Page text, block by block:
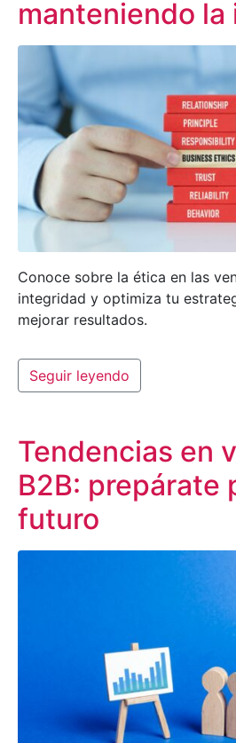
manteniendo
Conoce sobre la ética en las
integridad y optimiza tu
mejorar resultados.
Seguir leyendo
Tendencias en
B2B: prepárate
futuro